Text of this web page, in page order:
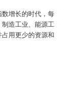
增长的时代，每
造工业、能源工
用更少的资源和